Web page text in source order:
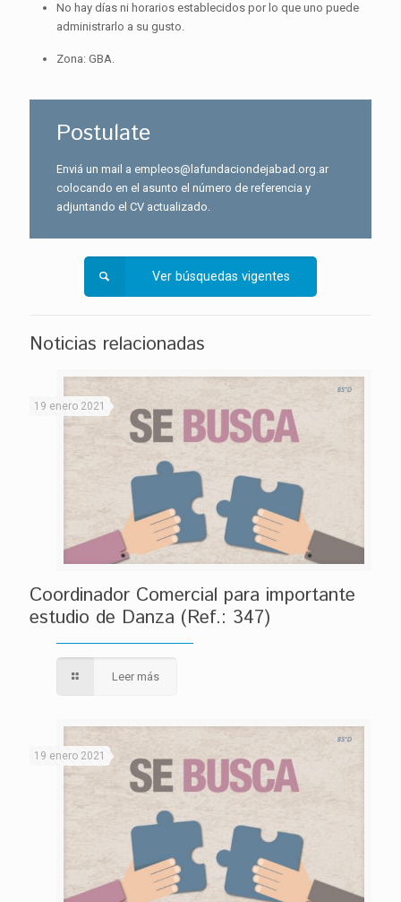
No hay días ni horarios establecidos por lo que uno puede
administrarlo a su gusto.
Zona: GBA.
Postulate
Enviá un mail a empleos@lafundaciondejabad.org.ar
colocando en el asunto el número de referencia y
adjuntando el CV actualizado.
Ver búsquedas vigentes
Noticias relacionadas
19 enero 2021
Coordinador Comercial para importante
estudio de Danza (Ref.: 347)
Leer más
19 enero 2021